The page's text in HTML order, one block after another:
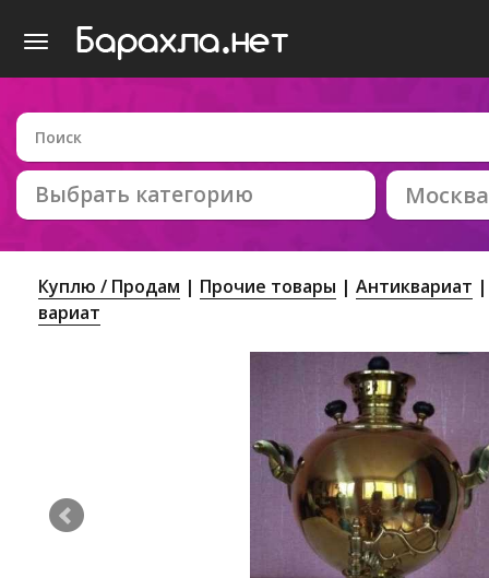
Выбрать категорию Москва
Куплю / Продам Прочие товары
Антиквариат
вариат